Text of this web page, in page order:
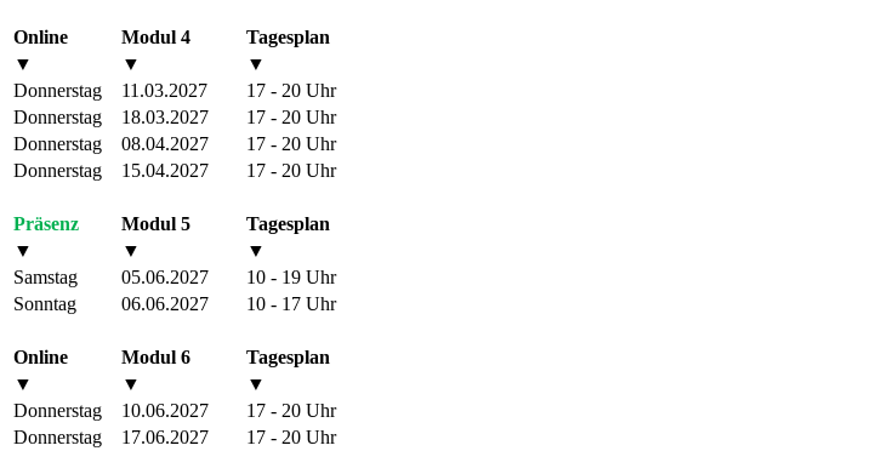
Online Modul 4
Tagesplan
▼
▼
▼
Donnerstag
11.03.2027
17 - 20 Uhr
Donnerstag
18.03.2027
17 - 20 Uhr
Donnerstag
08.04.2027
17 - 20 Uhr
Donnerstag
15.04.2027 17 - 20 Uhr
Präsenz Modul 5
Tagesplan
▼
▼
▼
Samstag
05.06.2027
10 - 19 Uhr
Sonntag
06.06.2027 10 - 17 Uhr
Online Modul 6
Tagesplan
▼
▼
▼
Donnerstag
10.06.2027
17 - 20 Uhr
Donnerstag
17.06.2027
17 - 20 Uhr